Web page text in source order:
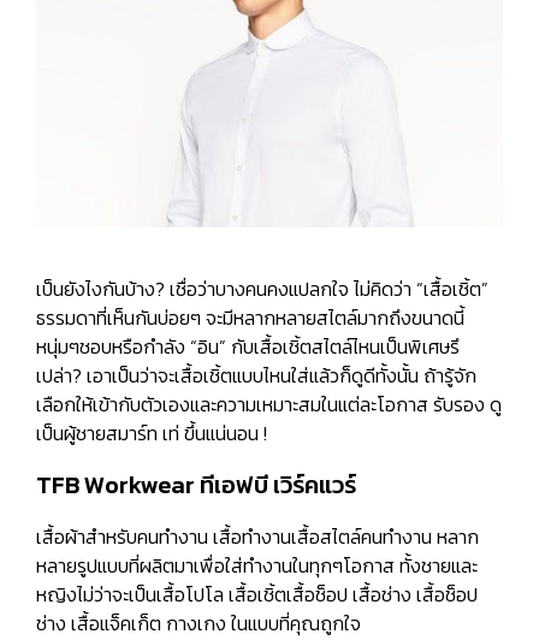
เป็นยังไงกันบ้าง? เชื่อว่าบางคนคงแปลกใจ ไม่คิดว่า “เสื้อเชิ้ต”
ธรรมดาที่เห็นกันบ่อยๆ จะมีหลากหลายสไตล์มากถึงขนาดนี้
หนุ่มๆชอบหรือกำลัง “อิน” กับเสื้อเชิ้ตสไตล์ไหนเป็นพิเศษรึ
เปล่า? เอาเป็นว่าจะเสื้อเชิ้ตแบบไหนใส่แล้วก็ดูดีทั้งนั้น ถ้ารู้จัก
เลือกให้เข้ากับตัวเองและความเหมาะสมในแต่ละโอกาส รับรอง ดู
เป็นผู้ชายสมาร์ท เท่ ขึ้นแน่นอน !
TFB Workwear ทีเอฟบี เวิร์คแวร์
เสื้อผ้าสำหรับคนทำงาน เสื้อทำงานเสื้อสไตล์คนทำงาน หลาก
หลายรูปแบบที่ผลิตมาเพื่อใส่ทำงานในทุกๆโอกาส ทั้งชายและ
หญิงไม่ว่าจะเป็นเสื้อโปโล เสื้อเชิ้ตเสื้อช็อป เสื้อช่าง เสื้อช็อป
ช่าง เสื้อแจ็คเก็ต กางเกง ในแบบที่คุณถูกใจ